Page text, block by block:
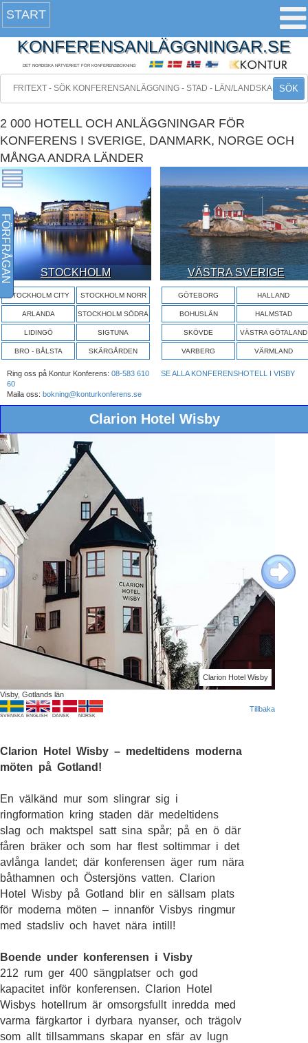
START
KONFERENSANLÄGGNINGAR.SE
DET NORDISKA NÄTVERKET FÖR KONFERENSBOKNING
SÖK
2 000 HOTELL OCH ANLÄGGNINGAR FÖR
KONFERENS I SVERIGE, DANMARK, NORGE OCH
MÅNGA ANDRA LÄNDER
STOCKHOLM
STOCKHOLM CITY STOCKHOLM NORR
ARLANDA STOCKHOLM SÖDRA
LIDINGÖ SIGTUNA
BRO - BÅLSTA SKÄRGÅRDEN
VÄSTRA SVERIGE
GÖTEBORG HALLAND
BOHUSLÄN HALMSTAD
SKÖVDE VÄSTRA GÖTALAND
VARBERG VÄRMLAND
Ring oss på Kontur Konferens: 08-583 610
60
Maila oss: bokning@konturkonferens.se
SE ALLA KONFERENSHOTELL I VISBY
Clarion Hotel Wisby
Clarion Hotel Wisby
Next
Visby, Gotlands län
SVENSKA ENGLISH DANSK NORSK
Tillbaka
Clarion Hotel Wisby – medeltidens moderna
möten på Gotland!
En välkänd mur som slingrar sig i
ringformation kring staden där medeltidens
slag och maktspel satt sina spår; på en ö där
fåren bräker och som har flest soltimmar i det
avlånga landet; där konferensen äger rum nära
båthamnen och Östersjöns vatten. Clarion
Hotel Wisby på Gotland blir en sällsam plats
för moderna möten – innanför Visbys ringmur
med stadsliv och havet nära intill!
Boende under konferensen i Visby
212 rum ger 400 sängplatser och god
kapacitet inför konferensen. Clarion Hotel
Wisbys hotellrum är omsorgsfullt inredda med
varma färgkartor i dyrbara nyanser, och trägolv
som allt tillsammans skapar en sfär av lugn
FÖRFRÅGAN